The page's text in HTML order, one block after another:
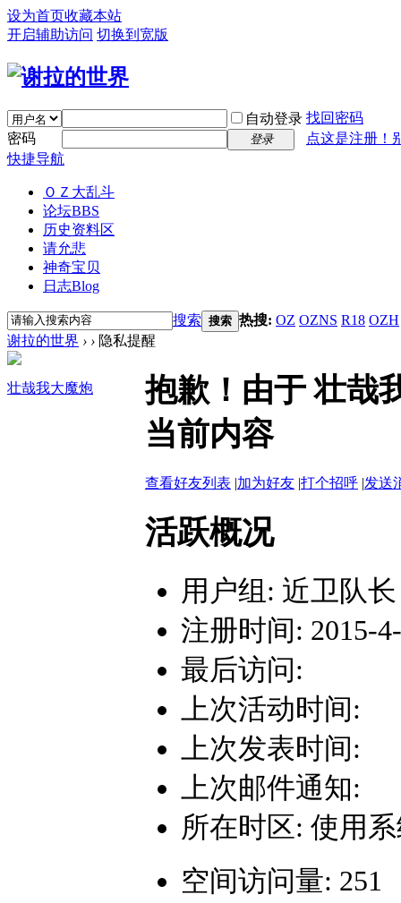
设为首页收藏本站
开启辅助访问 切换到宽版
自动登录 找回密码
密码
登录
点这是注册！
快捷导航
ＯＺ大乱斗
论坛BBS
历史资料区
请允悲
神奇宝贝
日志Blog
搜索 搜索 热搜: OZ OZNS R18 OZH
谢拉的世界 › › 隐私提醒
壮哉我大魔炮
抱歉！由于 壮哉
当前内容
查看好友列表 |加为好友 |打个招呼 |发送
活跃概况
用户组: 近卫队长
注册时间: 2015-
最后访问:
上次活动时间:
上次发表时间:
上次邮件通知:
所在时区: 使用
空间访问量: 251